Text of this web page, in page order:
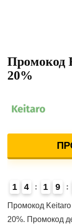
Промокод
20%
1
4
4 1 9
Промокод
20%. Промокод